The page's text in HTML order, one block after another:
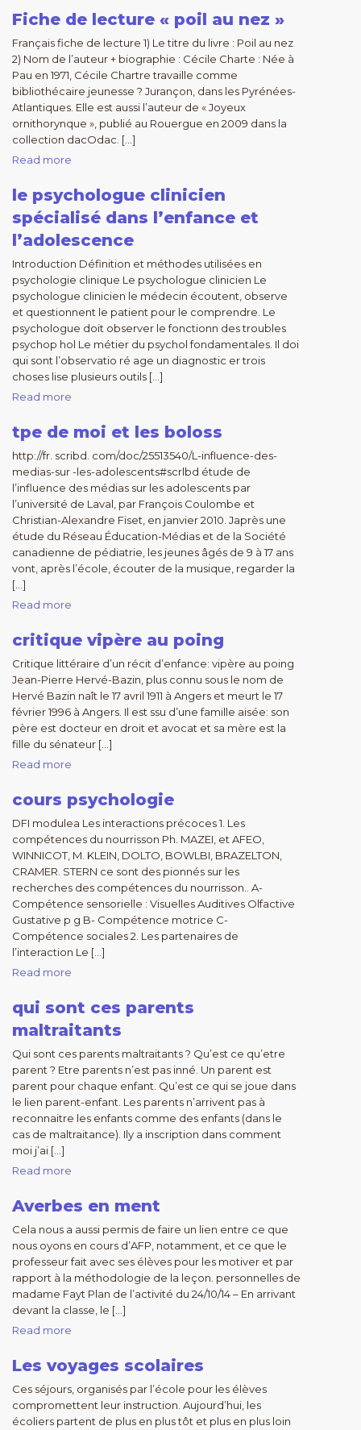
Fiche de lecture « poil au nez »
Français fiche de lecture 1) Le titre du livre : Poil au nez
2) Nom de l’auteur + biographie : Cécile Charte : Née à
Pau en 1971, Cécile Chartre travaille comme
bibliothécaire jeunesse ? Jurançon, dans les Pyrénées-
Atlantiques. Elle est aussi l’auteur de « Joyeux
ornithorynque », publié au Rouergue en 2009 dans la
collection dacOdac. […]
Read more
le psychologue clinicien
spécialisé dans l’enfance et
l’adolescence
Introduction Définition et méthodes utilisées en
psychologie clinique Le psychologue clinicien Le
psychologue clinicien le médecin écoutent, observe
et questionnent le patient pour le comprendre. Le
psychologue doit observer le fonctionn des troubles
psychop hol Le métier du psychol fondamentales. Il doi
qui sont l’observatio ré age un diagnostic er trois
choses lise plusieurs outils […]
Read more
tpe de moi et les boloss
http://fr. scribd. com/doc/25513540/L-infIuence-des-
medias-sur -les-adolescents#scrlbd étude de
l’influence des médias sur les adolescents par
l’université de Laval, par François Coulombe et
Christian-Alexandre Fiset, en janvier 2010. Japrès une
étude du Réseau Éducation-Médias et de la Société
canadienne de pédiatrie, les jeunes âgés de 9 à 17 ans
vont, après l’école, écouter de la musique, regarder la
[…]
Read more
critique vipère au poing
Critique littéraire d’un récit d’enfance: vipère au poing
Jean-Pierre Hervé-Bazin, plus connu sous le nom de
Hervé Bazin naît le 17 avril 1911 à Angers et meurt le 17
février 1996 à Angers. Il est ssu d’une famille aisée: son
père est docteur en droit et avocat et sa mère est la
fille du sénateur […]
Read more
cours psychologie
DFI modulea Les interactions précoces 1. Les
compétences du nourrisson Ph. MAZEI, et AFEO,
WINNICOT, M. KLEIN, DOLTO, BOWLBI, BRAZELTON,
CRAMER. STERN ce sont des pionnés sur les
recherches des compétences du nourrisson.. A-
Compétence sensorielle : Visuelles Auditives Olfactive
Gustative p g B- Compétence motrice C-
Compétence sociales 2. Les partenaires de
l’interaction Le […]
Read more
qui sont ces parents
maltraitants
Qui sont ces parents maltraitants ? Qu’est ce qu’etre
parent ? Etre parents n’est pas inné. Un parent est
parent pour chaque enfant. Qu’est ce qui se joue dans
le lien parent-enfant. Les parents n’arrivent pas à
reconnaitre les enfants comme des enfants (dans le
cas de maltraitance). Ily a inscription dans comment
moi j’ai […]
Read more
Averbes en ment
Cela nous a aussi permis de faire un lien entre ce que
nous oyons en cours d’AFP, notamment, et ce que le
professeur fait avec ses élèves pour les motiver et par
rapport à la méthodologie de la leçon. personnelles de
madame Fayt Plan de l’activité du 24/10/14 – En arrivant
devant la classe, le […]
Read more
Les voyages scolaires
Ces séjours, organisés par l’école pour les élèves
compromettent leur instruction. Aujourd’hui, les
écoliers partent de plus en plus tôt et plus en plus loin